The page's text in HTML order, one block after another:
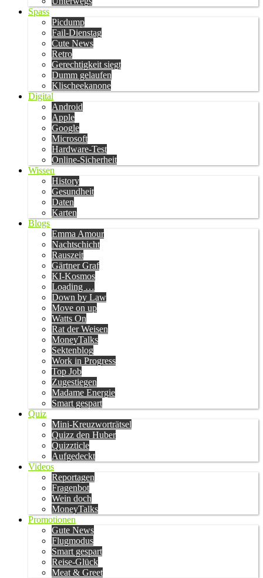
Spass
Picdump
Fail-Dienstag
Cute News
Retro
Gerechtigkeit siegt
Dumm gelaufen
Klischeekanone
Digital
Android
Apple
Google
Microsoft
Hardware-Test
Online-Sicherheit
Wissen
History
Gesundheit
Daten
Karten
Blogs
Emma Amour
Nachtschicht
Rauszeit
Gärtner Graf
KI-Kosmos
Loading …
Down by Law
Move on up
Watts On
Rat der Weisen
MoneyTalks
Sektenblog
Work in Progress
Top Job
Zugestiegen
Madame Energie
Smart gespart
Quiz
Mini-Kreuzworträtsel
Quizz den Huber
Quizzticle
Aufgedeckt
Videos
Reportagen
Fragenbot
Wein doch
MoneyTalks
Promotionen
Gute News
Flugmodus
Smart gespart
Reise-Glück
Meat & Greet